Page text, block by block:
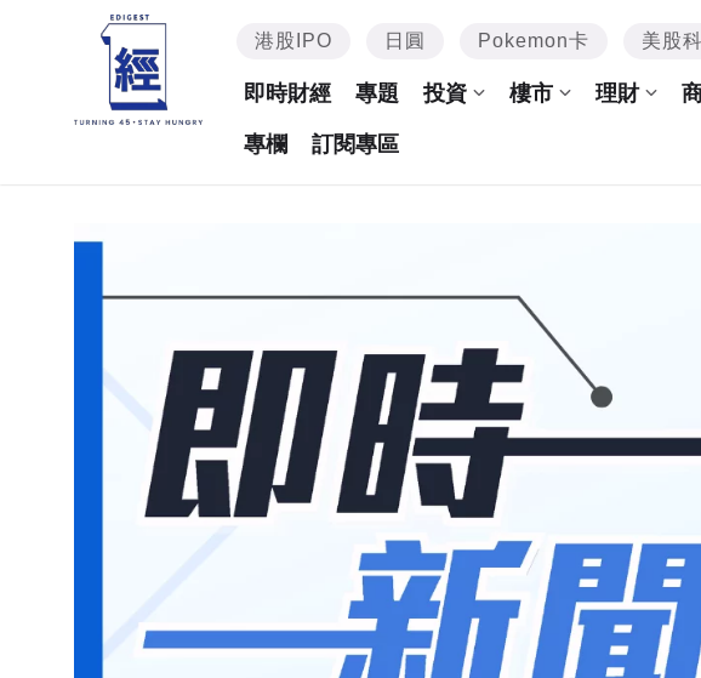
港股IPO 日圓 Pokemon卡 美股
即時財經 專題 投資 樓市 理財
專欄 訂閱專區